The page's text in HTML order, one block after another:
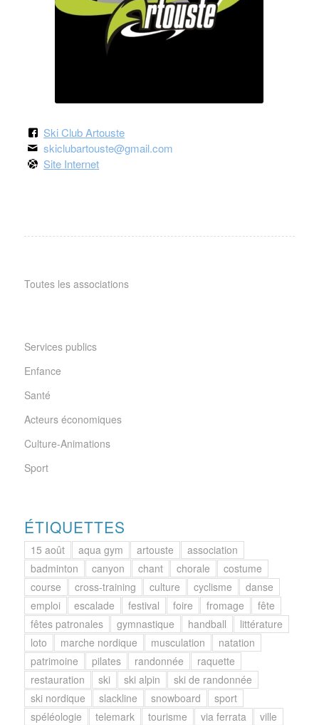
Ski Club Artouste
skiclubartouste@gmail.com
Site Internet
Toutes les associations
Services publics
Enfance
Santé
Acteurs économiques
Culture-Animations
Sport
ÉTIQUETTES
15 août aqua gym artouste
association
badminton
canyon chant chorale
costume
course
cross-training culture cyclisme
danse
emploi
escalade festival foire fromage
fête
fêtes patronales
gymnastique handball
littérature
loto
marche nordique musculation
natation
patrimoine
pilates randonnée
raquette
restauration
ski ski alpin
ski de randonnée
ski nordique
slackline snowboard
sport
spéléologie
telemark tourisme via ferrata ville